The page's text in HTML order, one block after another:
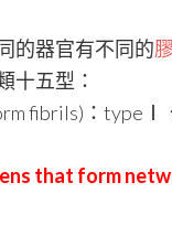
的器官有不同的
十五型：
fibrils)：
that form